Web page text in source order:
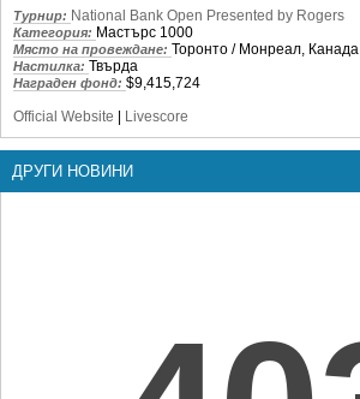
Турнир: National Bank Open Presented by Rogers
Категория: Мастърс 1000
Място на провеждане: Торонто / Монреал, Канада
Настилка: Твърда
Награден фонд: $9,415,724
Official Website
Livescore
ДРУГИ НОВИНИ